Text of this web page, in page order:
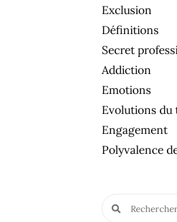
Exclusion
Définitions
Secret
Addiction
Emotions
Evolutions du
Engagement
Polyvalence